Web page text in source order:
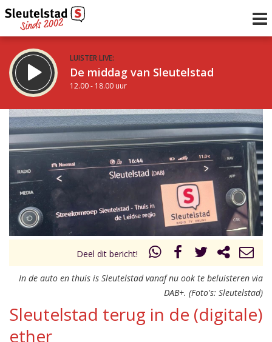
LUISTER LIVE:
De middag van Sleutelstad
12.00 - 18.00 uur
STRAKS:
De vrijdagavond met Keanu
18.00 - 19.00 uur
Vorig uur
uur 1 van 0 Volgend uur
Deel dit bericht!
In de auto en thuis is Sleutelstad vanaf nu ook te beluisteren via
DAB+. (Foto's: Sleutelstad)
Sleutelstad terug in de (digitale)
ether